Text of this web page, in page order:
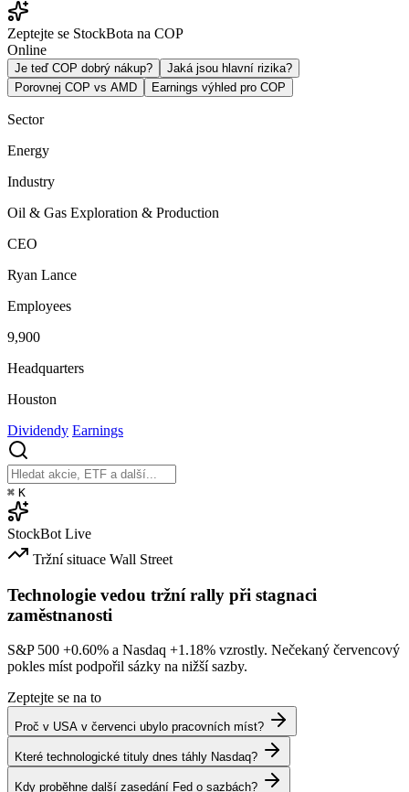
Zeptejte se StockBota na COP
Online
Je teď COP dobrý nákup?
Jaká jsou hlavní rizika?
Porovnej COP vs AMD
Earnings výhled pro COP
Sector
Energy
Industry
Oil & Gas Exploration & Production
CEO
Ryan Lance
Employees
9,900
Headquarters
Houston
Dividendy Earnings
⌘ K
StockBot Live
Tržní situace Wall Street
Technologie vedou tržní rally při stagnaci
zaměstnanosti
S&P 500 +0.60% a Nasdaq +1.18% vzrostly. Nečekaný červencový
pokles míst podpořil sázky na nižší sazby.
Zeptejte se na to
Proč v USA v červenci ubylo pracovních míst?
Které technologické tituly dnes táhly Nasdaq?
Kdy proběhne další zasedání Fed o sazbách?